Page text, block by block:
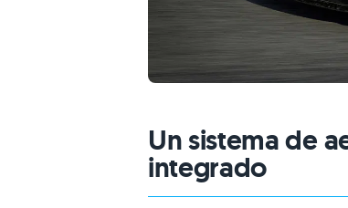
Un sistema de
integrado